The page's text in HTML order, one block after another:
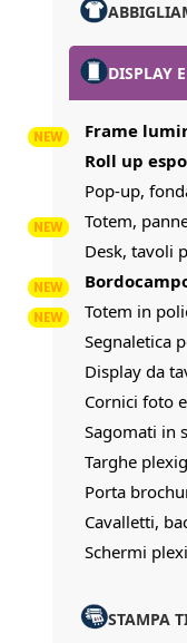
DISPLAY
Frame
Roll up
Pop-up,
Totem,
Desk, tavoli
Totem in
Segnaletica
Display da
Cornici foto
Sagomati in
Targhe
Porta
Cavalletti,
Schermi
STAMPA